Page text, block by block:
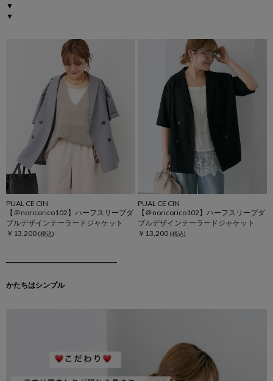
▼
▼
PUAL CE CIN
【＠noricorico102】ハーフスリーブダ
ブルデザインテーラードジャケット
￥13,200
PUAL CE CIN
【＠noricorico102】ハーフスリーブダ
ブルデザインテーラードジャケット
￥13,200
━━━━━━━━━━━━━
かたちはシンプル